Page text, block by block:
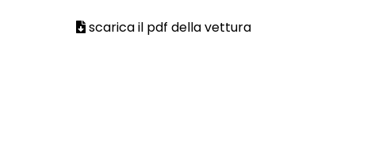
scarica il pdf della vettura